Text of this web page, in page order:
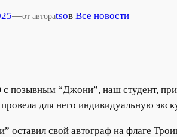
—от автораtsoв Все новости
позывным “Джони”, наш студент,
для него индивидуальную
оставил свой автограф на флаге